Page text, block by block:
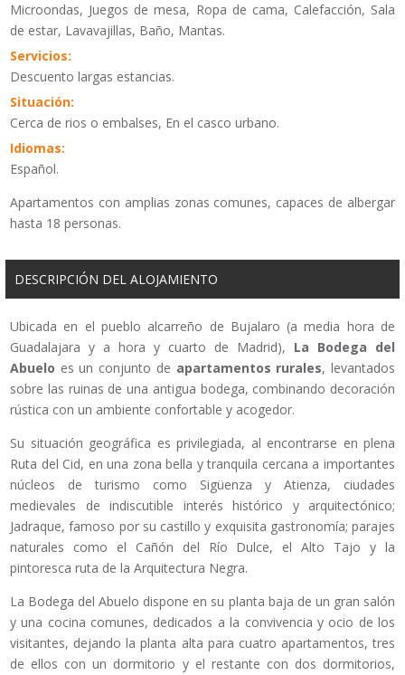
Microondas, Juegos de mesa, Ropa de cama, Calefacción, Sala
de estar, Lavavajillas, Baño, Mantas.
Servicios:
Descuento largas estancias.
Situación:
Cerca de rios o embalses, En el casco urbano.
Idiomas:
Español.
Apartamentos con amplias zonas comunes, capaces de albergar
hasta 18 personas.
DESCRIPCIÓN DEL ALOJAMIENTO
Ubicada en el pueblo alcarreño de Bujalaro (a media hora de
Guadalajara y a hora y cuarto de Madrid), La Bodega del
Abuelo es un conjunto de apartamentos rurales, levantados
sobre las ruinas de una antigua bodega, combinando decoración
rústica con un ambiente confortable y acogedor.
Su situación geográfica es privilegiada, al encontrarse en plena
Ruta del Cid, en una zona bella y tranquila cercana a importantes
núcleos de turismo como Sigüenza y Atienza, ciudades
medievales de indiscutible interés histórico y arquitectónico;
Jadraque, famoso por su castillo y exquisita gastronomía; parajes
naturales como el Cañón del Río Dulce, el Alto Tajo y la
pintoresca ruta de la Arquitectura Negra.
La Bodega del Abuelo dispone en su planta baja de un gran salón
y una cocina comunes, dedicados a la convivencia y ocio de los
visitantes, dejando la planta alta para cuatro apartamentos, tres
de ellos con un dormitorio y el restante con dos dormitorios,